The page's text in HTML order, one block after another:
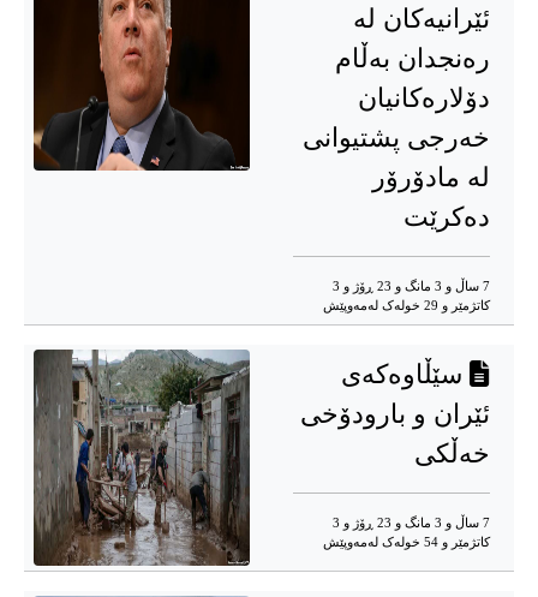
ئێرانیەکان لە
رەنجدان بەڵام
دۆلارەکانیان
خەرجی پشتیوانی
لە مادۆرۆر
دەکرێت
7 ساڵ و 3 مانگ و 23 ڕۆژ و 3
کاتژمێر و 29 خوله‌ک له‌مه‌وپێش‌
سێڵاوەکەی
ئێران و بارودۆخی
خەڵکی
7 ساڵ و 3 مانگ و 23 ڕۆژ و 3
کاتژمێر و 54 خوله‌ک له‌مه‌وپێش‌